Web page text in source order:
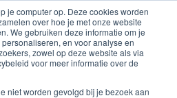
je computer op. Deze cookies worden
over hoe je met onze website
We gebruiken deze informatie om je
en voor analyse en
zowel op deze website als via
voor meer informatie over de
niet worden gevolgd bij je bezoek aan
Inloggen account